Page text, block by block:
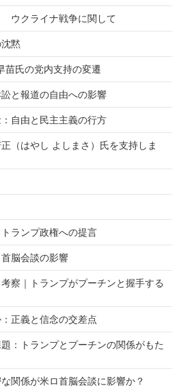
ウクライナ戦争に関して
黙
苗氏の党内支持の変遷
と報道の自由への影響
自由と民主主義の行方
（はやし よしまさ）氏を支持しま
ランプ政権への提言
脳会談の影響
察｜トランプがプーチンと握手する
正義と信念の交差点
：トランプとプーチンの関係がもた
関係が米ロ首脳会談に影響か？